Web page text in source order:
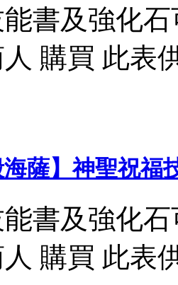
書及強化
購買 此表
薩】神聖祝福
書及強化
購買 此表